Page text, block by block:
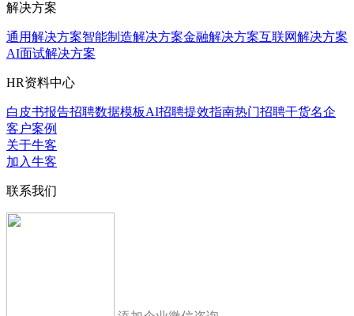
解决方案
通用解决方案智能制造解决方案金融解决方案互联网解决方案
AI面试解决方案
HR资料中心
白皮书报告招聘数据模板AI招聘提效指南热门招聘干货名企
客户案例
关于牛客
加入牛客
联系我们